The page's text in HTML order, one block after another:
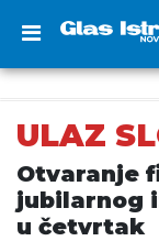
ULAZ
Otvaranje
jubilarnog
u četvrtak